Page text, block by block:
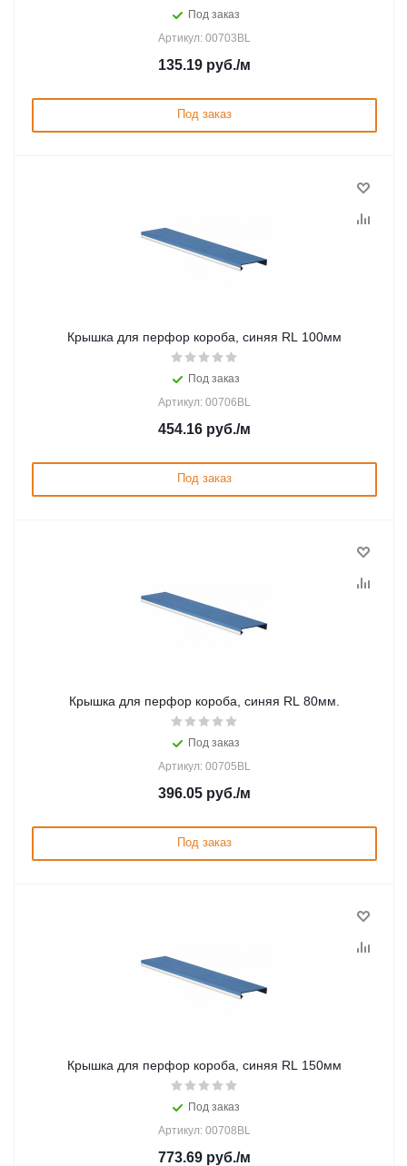
Под заказ
Артикул: 00703BL
135.19 руб./м
Под заказ
Крышка для перфор короба, синяя RL 100мм
Под заказ
Артикул: 00706BL
454.16 руб./м
Под заказ
Крышка для перфор короба, синяя RL 80мм.
Под заказ
Артикул: 00705BL
396.05 руб./м
Под заказ
Крышка для перфор короба, синяя RL 150мм
Под заказ
Артикул: 00708BL
773.69 руб./м